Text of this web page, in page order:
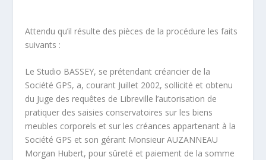
Attendu qu’il résulte des pièces de la procédure les faits
suivants :
Le Studio BASSEY, se prétendant créancier de la
Société GPS, a, courant Juillet 2002, sollicité et obtenu
du Juge des requêtes de Libreville l’autorisation de
pratiquer des saisies conservatoires sur les biens
meubles corporels et sur les créances appartenant à la
Société GPS et son gérant Monsieur AUZANNEAU
Morgan Hubert, pour sûreté et paiement de la somme